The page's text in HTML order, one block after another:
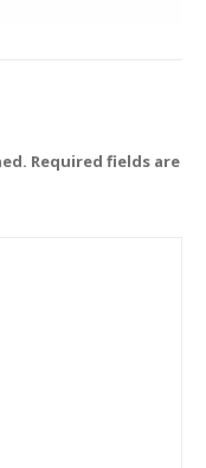
Required fields are